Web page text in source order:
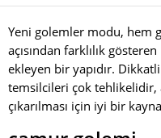
Yeni golemler modu, hem
açısından farklılık
ekleyen bir yapıdır.
temsilcileri çok tehlikelidir,
çıkarılması için iyi bir